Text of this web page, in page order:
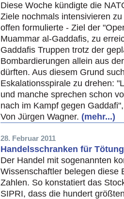
Diese Woche kündigte die
Ziele nochmals intensivieren
offen formulierte - Ziel der
Muammar al-Gaddafis, zu
Gaddafis Truppen trotz der
Bombardierungen allein aus
dürften. Aus diesem Grund
Eskalationsspirale zu drehen:
und manche sprechen schon
nach im Kampf gegen
Von Jürgen Wagner. (mehr...)
28. Februar 2011
Handelsschranken für
Der Handel mit sogenannten
Wissenschaftler belegen diese
Zahlen. So konstatiert das
SIPRI, dass die hundert